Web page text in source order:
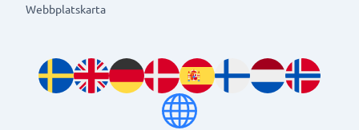
Webbplatskarta